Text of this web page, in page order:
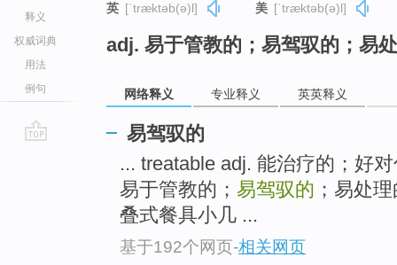
释义
权威词典
用法
例句
英 [ˈtræktəb(ə)l] 美 [ˈtræktəb(ə)l]
adj. 易于管教的；易驾驭的；易
网络释义 专业释义 英英释义
易驾驭的
... treatable adj. 能治疗的；好
易于管教的； 易驾驭的 ；易处
叠式餐具小几 ...
基于192个网页-相关网页